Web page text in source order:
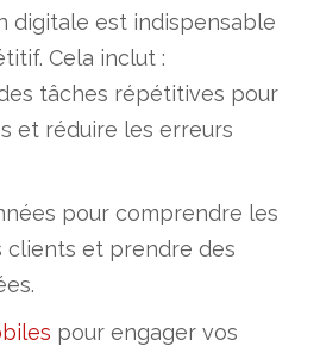
digitale est indispensable
Cela inclut :
tâches répétitives pour
et réduire les erreurs
pour comprendre les
et prendre des
pour engager vos